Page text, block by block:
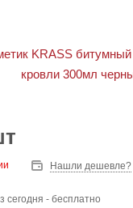
Нашли дешевле?
сегодня - бесплатно